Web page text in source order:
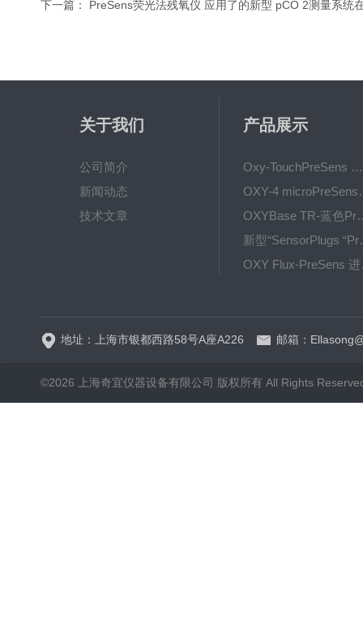
下一篇： PreSens荧光法残氧仪 应用了的新型 pCO 2测量系统
关于我们
公司简介
新闻动态
技术文章
产品展示
Oxy-TouchPreSens 氧分析仪 多孔培养容器监测
OXY-4
OXYBase TR-蓝色
新型
地址：上海市银都西路58号A座A226 邮箱：
©2026 上海奇宜仪器设备有限公司 版权所有 All Rights